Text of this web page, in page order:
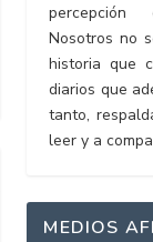
Nosotros no
historia que
diarios que
tanto,
leer y a
MEDIOS